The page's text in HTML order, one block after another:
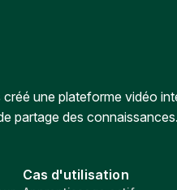
une plateforme vidéo
partage des connaissances.
Cas d'utilisation